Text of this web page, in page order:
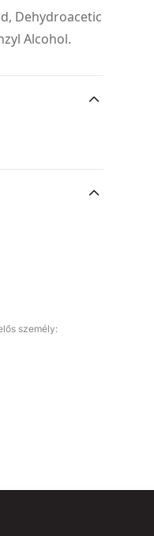
Dehydroacetic
Alcohol.
személy: